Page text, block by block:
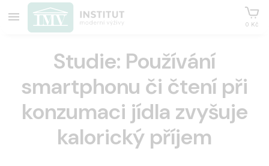
0 Kč
Studie: Používání
smartphonu či čtení při
konzumaci jídla zvyšuje
kalorický příjem